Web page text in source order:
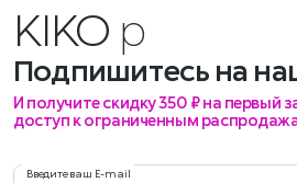
KIKO мероп
Подпишитесь на
И получите скидку 350 ₽ на первый
доступ к ограниченным
Введите ваш E-mail